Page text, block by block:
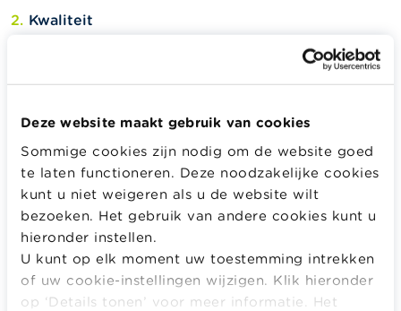
Deze website maakt gebruik van cookies
Sommige cookies zijn nodig om de website goed
te laten functioneren. Deze noodzakelijke cookies
kunt u niet weigeren als u de website wilt
bezoeken. Het gebruik van andere cookies kunt u
hieronder instellen.
U kunt op elk moment uw toestemming intrekken
of uw cookie-instellingen wijzigen. Klik hieronder
op ‘Details tonen’ voor meer informatie. Het
Kwaliteit
De afwerking van namaakproducten laat vaak te
wensen over. Ziet het logo er verdacht uit?
Namaakproducten vind je doorgaans op dubieuze
websites. Zie je geen contactgegevens? Staat de
website vol spelfouten? Is er nergens sprake van
de wettelijke garantie of het herroepingsrecht van
veertien dagen? Stel je dan zeker vragen bij de
echtheid van het product. En besef dat zelfs een
officiële foto geen garantie is dat het om een
officieel product gaat.